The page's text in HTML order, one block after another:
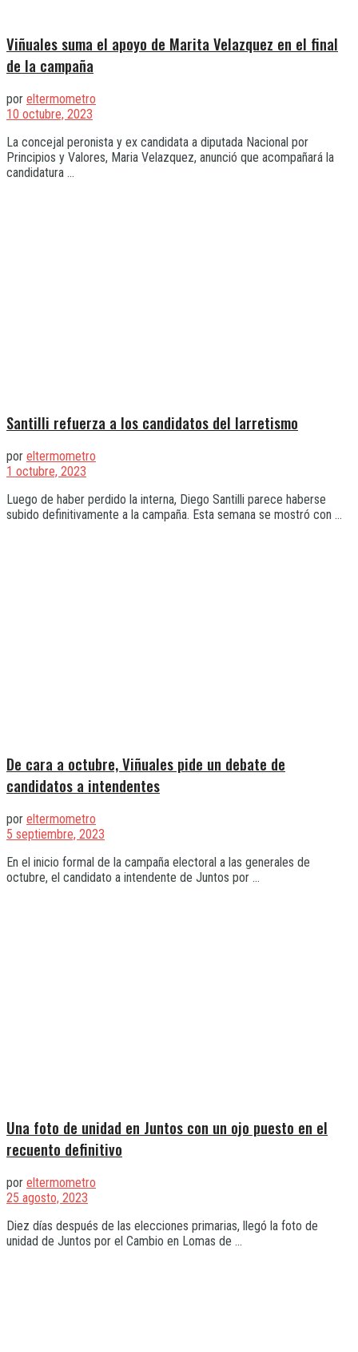
Viñuales suma el apoyo de Marita Velazquez en el final
de la campaña
por eltermometro
10 octubre, 2023
La concejal peronista y ex candidata a diputada Nacional por
Principios y Valores, Maria Velazquez, anunció que acompañará la
candidatura ...
Santilli refuerza a los candidatos del larretismo
por eltermometro
1 octubre, 2023
Luego de haber perdido la interna, Diego Santilli parece haberse
subido definitivamente a la campaña. Esta semana se mostró con ...
De cara a octubre, Viñuales pide un debate de
candidatos a intendentes
por eltermometro
5 septiembre, 2023
En el inicio formal de la campaña electoral a las generales de
octubre, el candidato a intendente de Juntos por ...
Una foto de unidad en Juntos con un ojo puesto en el
recuento definitivo
por eltermometro
25 agosto, 2023
Diez días después de las elecciones primarias, llegó la foto de
unidad de Juntos por el Cambio en Lomas de ...